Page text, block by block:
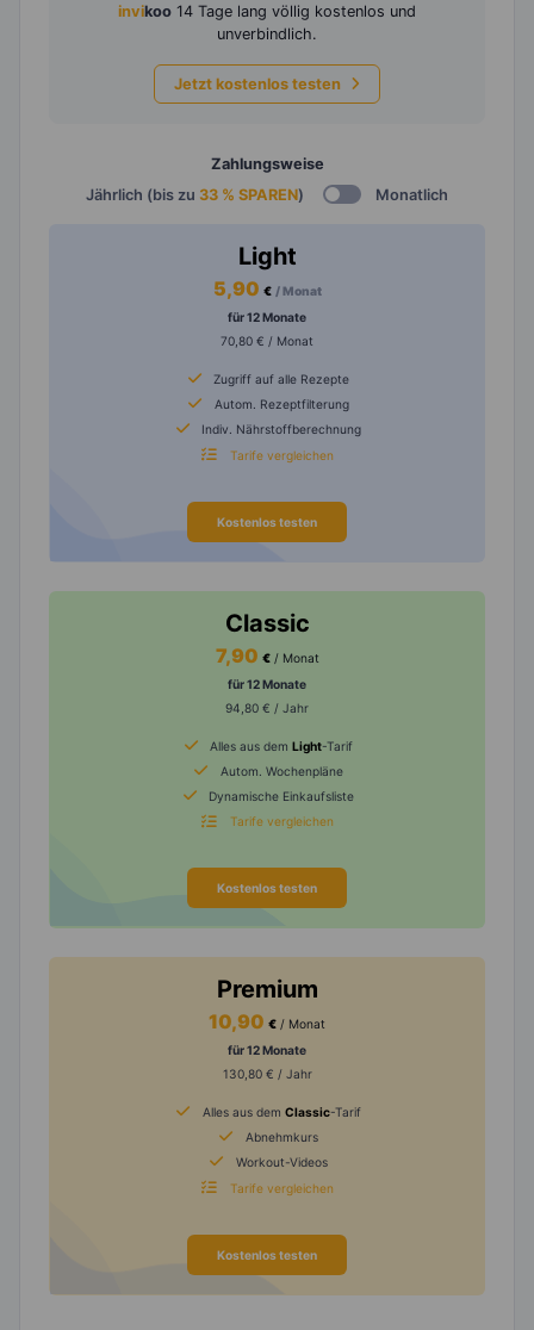
invikoo 14 Tage lang völlig kostenlos und
unverbindlich.
Jetzt kostenlos testen
Zahlungsweise
Jährlich (bis zu 33 % SPAREN) Monatlich
Light
5,90 € / Monat
für 12 Monate
70,80 € / Monat
Zugriff auf alle Rezepte
Autom. Rezeptfilterung
Indiv. Nährstoffberechnung
Tarife vergleichen
Kostenlos testen
Classic
7,90 € / Monat
für 12 Monate
94,80 € / Jahr
Alles aus dem Light-Tarif
Autom. Wochenpläne
Dynamische Einkaufsliste
Tarife vergleichen
Kostenlos testen
Premium
10,90 € / Monat
für 12 Monate
130,80 € / Jahr
Alles aus dem Classic-Tarif
Abnehmkurs
Workout-Videos
Tarife vergleichen
Kostenlos testen